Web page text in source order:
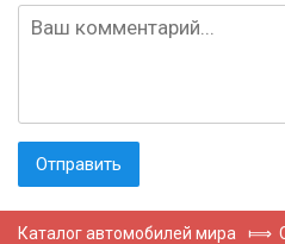
Каталог автомобилей мира ⟾